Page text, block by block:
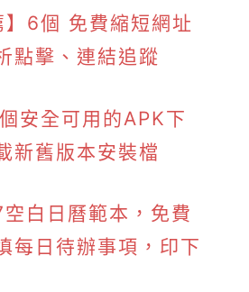
】6個 免費縮短網址
點擊、連結追蹤
安全可用的APK下
新舊版本安裝檔
白日曆範本，免費
每日待辦事項，印下